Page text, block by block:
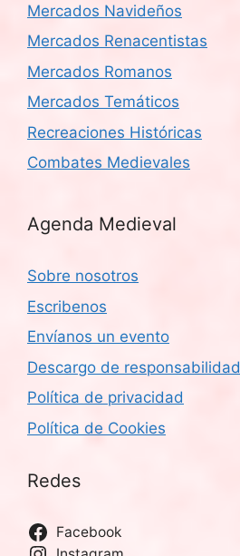
Mercados Navideños
Mercados Renacentistas
Mercados Romanos
Mercados Temáticos
Recreaciones Históricas
Combates Medievales
Agenda Medieval
Sobre nosotros
Escribenos
Envíanos un evento
Descargo de responsabilidad
Política de privacidad
Política de Cookies
Redes
Facebook